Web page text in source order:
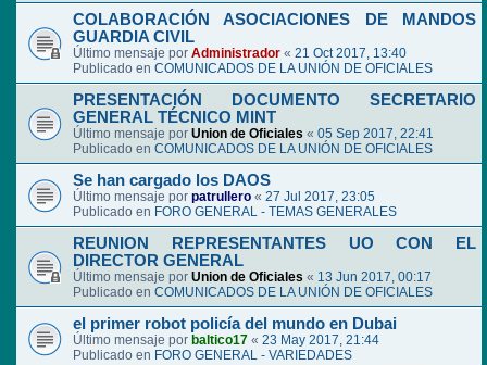
COLABORACIÓN ASOCIACIONES DE MANDOS
GUARDIA CIVIL
Último mensaje por Administrador « 21 Oct 2017, 13:40
Publicado en COMUNICADOS DE LA UNIÓN DE OFICIALES
PRESENTACIÓN DOCUMENTO SECRETARIO
GENERAL TÉCNICO MINT
Último mensaje por Union de Oficiales « 05 Sep 2017, 22:41
Publicado en COMUNICADOS DE LA UNIÓN DE OFICIALES
Se han cargado los DAOS
Último mensaje por patrullero « 27 Jul 2017, 23:05
Publicado en FORO GENERAL - TEMAS GENERALES
REUNION REPRESENTANTES UO CON EL
DIRECTOR GENERAL
Último mensaje por Union de Oficiales « 13 Jun 2017, 00:17
Publicado en COMUNICADOS DE LA UNIÓN DE OFICIALES
el primer robot policía del mundo en Dubai
Último mensaje por baltico17 « 23 May 2017, 21:44
Publicado en FORO GENERAL - VARIEDADES